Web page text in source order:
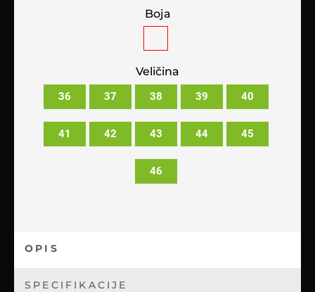
Boja
Veličina
36 37 38 39 40
41 42 43 44 45
46
OPIS
SPECIFIKACIJE